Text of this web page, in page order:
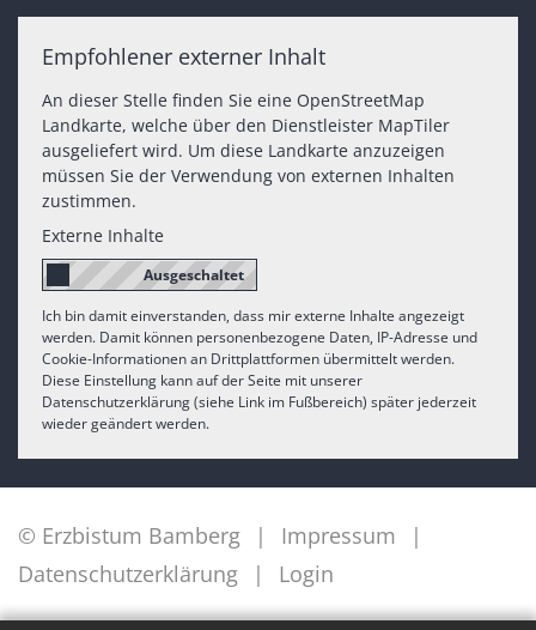
Empfohlener externer Inhalt
An dieser Stelle finden Sie eine OpenStreetMap
Landkarte, welche über den Dienstleister MapTiler
ausgeliefert wird. Um diese Landkarte anzuzeigen
müssen Sie der Verwendung von externen Inhalten
zustimmen.
Externe Inhalte
Ich bin damit einverstanden, dass mir externe Inhalte angezeigt
werden. Damit können personenbezogene Daten, IP-Adresse und
Cookie-Informationen an Drittplattformen übermittelt werden.
Diese Einstellung kann auf der Seite mit unserer
Datenschutzerklärung (siehe Link im Fußbereich) später jederzeit
wieder geändert werden.
© Erzbistum Bamberg
Impressum
Datenschutzerklärung
Login